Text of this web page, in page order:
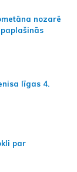
nozarē
līgas 4.
par